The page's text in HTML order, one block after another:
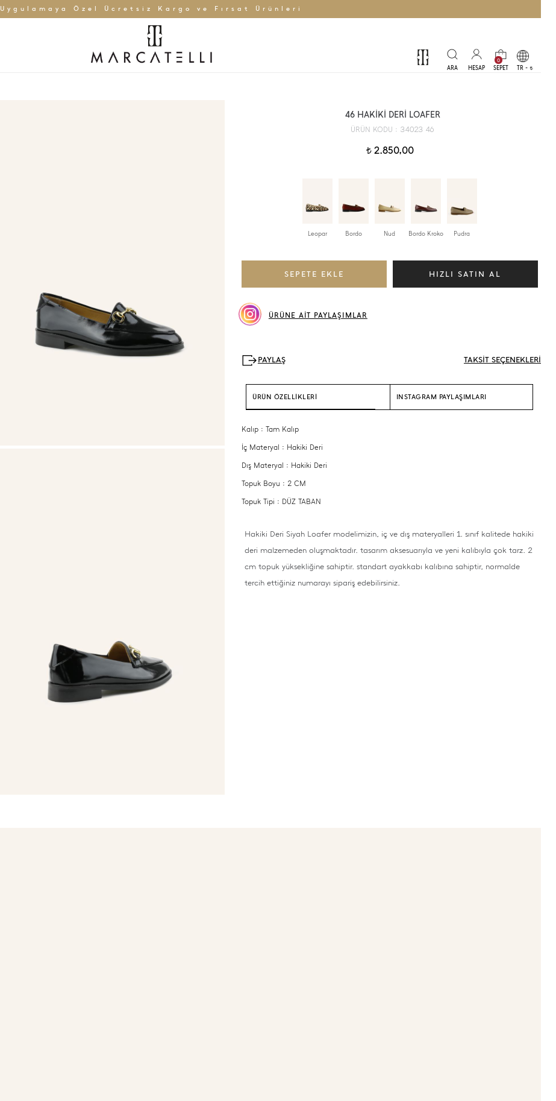
Uygulamaya Özel Ücretsiz Kargo ve Fırsat Ürünleri
0
TR - t
46 HAKİKİ DERİ LOAFER
ÜRÜN KODU : 34023 46
t2.850,00
Leopar Bordo Nud Bordo Kroko Pudra
ÜRÜNE AİT PAYLAŞIMLAR
TAKSİT SEÇENEKLERİ
ÜRÜN ÖZELLİKLERİ INSTAGRAM PAYLAŞIMLARI
Kalıp : Tam Kalıp
İç Materyal : Hakiki Deri
Dış Materyal : Hakiki Deri
Topuk Boyu : 2 CM
Topuk Tipi : DÜZ TABAN
Hakiki Deri Siyah Loafer modelimizin, iç ve dış materyalleri 1. sınıf kalitede hakiki
deri malzemeden oluşmaktadır. tasarım aksesuarıyla ve yeni kalıbıyla çok tarz. 2
cm topuk yüksekliğine sahiptir. standart ayakkabı kalıbına sahiptir, normalde
tercih ettiğiniz numarayı sipariş edebilirsiniz.